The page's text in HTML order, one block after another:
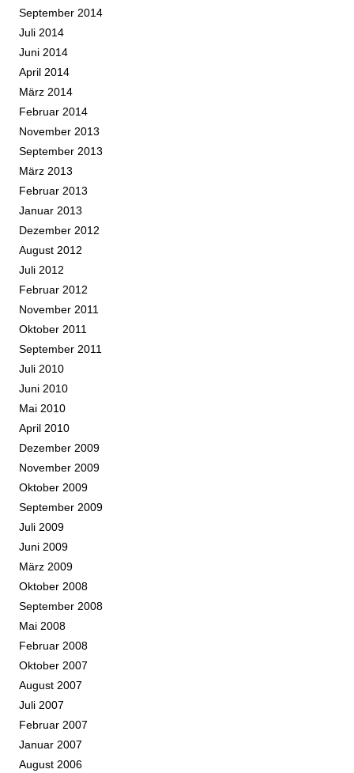
September 2014
Juli 2014
Juni 2014
April 2014
März 2014
Februar 2014
November 2013
September 2013
März 2013
Februar 2013
Januar 2013
Dezember 2012
August 2012
Juli 2012
Februar 2012
November 2011
Oktober 2011
September 2011
Juli 2010
Juni 2010
Mai 2010
April 2010
Dezember 2009
November 2009
Oktober 2009
September 2009
Juli 2009
Juni 2009
März 2009
Oktober 2008
September 2008
Mai 2008
Februar 2008
Oktober 2007
August 2007
Juli 2007
Februar 2007
Januar 2007
August 2006